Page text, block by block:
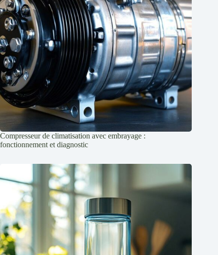
Compresseur de climatisation avec embrayage :
fonctionnement et diagnostic